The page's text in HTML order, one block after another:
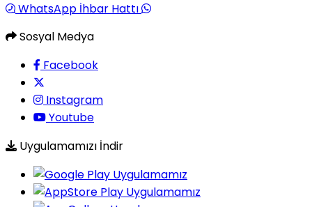
WhatsApp İhbar Hattı
Sosyal Medya
Facebook
Instagram
Youtube
Uygulamamızı İndir